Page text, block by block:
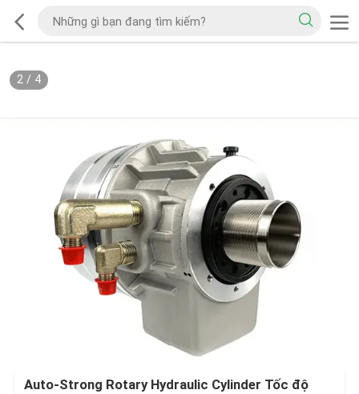
2/ 4
Auto-Strong Rotary Hydraulic Cylinder Tốc độ